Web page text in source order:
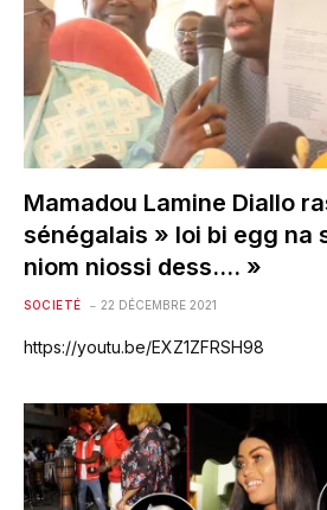
Mamadou Lamine Diallo
sénégalais » loi bi egg na
niom niossi dess…. »
SOCIETÉ 22 DÉCEMBRE 2021
https://youtu.be/EXZ1ZFRSH98